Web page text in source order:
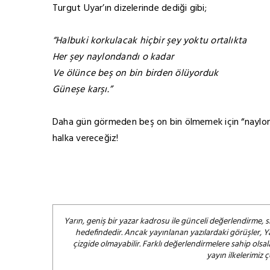
Turgut Uyar’ın dizelerinde dediği gibi;
“Halbuki korkulacak hiçbir şey yoktu ortalıkta
Her şey naylondandı o kadar
Ve ölünce beş on bin birden ölüyorduk
Güneşe karşı.”
Daha gün görmeden beş on bin ölmemek için
halka vereceğiz!
Yarın, geniş bir yazar kadrosu ile günceli
hedefindedir. Ancak yayınlanan yazılardaki görüşler,
çizgide olmayabilir. Farklı değerlendirmelere sahip
yayın ilkelerimiz